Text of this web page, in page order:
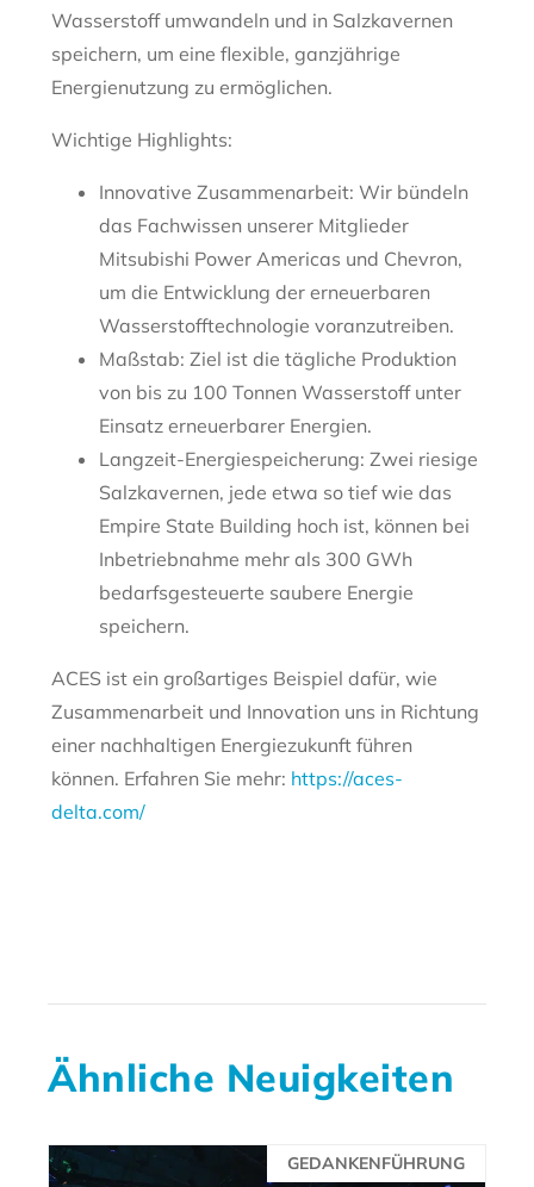
Wasserstoff umwandeln und in Salzkavernen
speichern, um eine flexible, ganzjährige
Energienutzung zu ermöglichen.
Wichtige Highlights:
Innovative Zusammenarbeit: Wir bündeln
das Fachwissen unserer Mitglieder
Mitsubishi Power Americas und Chevron,
um die Entwicklung der erneuerbaren
Wasserstofftechnologie voranzutreiben.
Maßstab: Ziel ist die tägliche Produktion
von bis zu 100 Tonnen Wasserstoff unter
Einsatz erneuerbarer Energien.
Langzeit-Energiespeicherung: Zwei riesige
Salzkavernen, jede etwa so tief wie das
Empire State Building hoch ist, können bei
Inbetriebnahme mehr als 300 GWh
bedarfsgesteuerte saubere Energie
speichern.
ACES ist ein großartiges Beispiel dafür, wie
Zusammenarbeit und Innovation uns in Richtung
einer nachhaltigen Energiezukunft führen
können. Erfahren Sie mehr: https://aces-
delta.com/
Ähnliche Neuigkeiten
GEDANKENFÜHRUNG